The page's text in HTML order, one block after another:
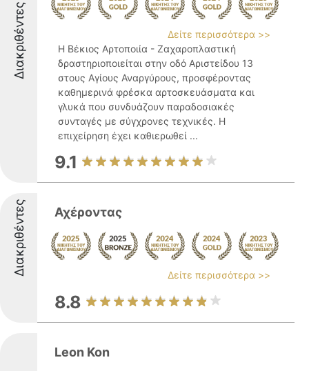
Διακριθέντες
Δείτε περισσότερα >>
Η Βέκιος Αρτοποιία - Ζαχαροπλαστική
δραστηριοποιείται στην οδό Αριστείδου 13
στους Αγίους Αναργύρους, προσφέροντας
καθημερινά φρέσκα αρτοσκευάσματα και
γλυκά που συνδυάζουν παραδοσιακές
συνταγές με σύγχρονες τεχνικές. Η
επιχείρηση έχει καθιερωθεί ...
9.1
Διακριθέντες Αχέροντας
Δείτε περισσότερα >>
8.8
Leon Kon